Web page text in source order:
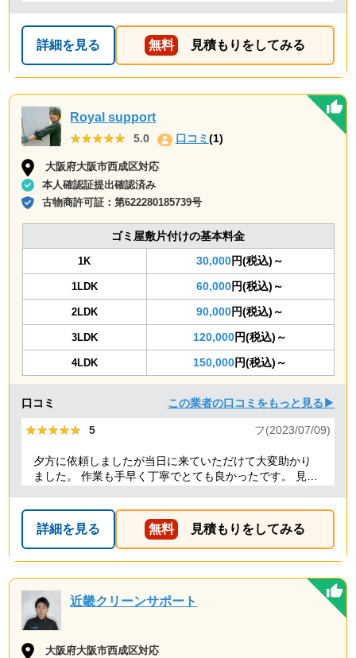
詳細を見る 無料 見積もりをしてみる
Royal support
★★★★★
★★★★★ 5.0 口コミ(1)
大阪府大阪市西成区対応
本人確認証提出確認済み
古物商許可証：第622280185739号
ゴミ屋敷片付けの基本料金
1K 30,000円(税込)～
1LDK 60,000円(税込)～
2LDK 90,000円(税込)～
3LDK 120,000円(税込)～
4LDK 150,000円(税込)～
口コミ この業者の口コミをもっと見る▶
★★★★★
★★★★★ 5 フ(2023/07/09)
夕方に依頼しましたが当日に来ていただけて大変助かり
ました。 作業も手早く丁寧でとても良かったです。 見積
詳細を見る 無料 見積もりをしてみる
近畿クリーンサポート
大阪府大阪市西成区対応